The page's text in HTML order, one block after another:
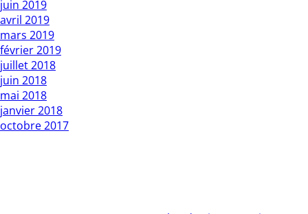
juin 2019
avril 2019
mars 2019
février 2019
juillet 2018
juin 2018
mai 2018
janvier 2018
octobre 2017